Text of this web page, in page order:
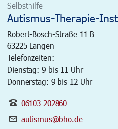
Selbsthilfe
Autismus-Therapie-
Robert-Bosch-Straße 11 B
63225 Langen
Telefonzeiten:
Dienstag: 9 bis 11 Uhr
Donnerstag: 9 bis 12 Uhr
06103 202860
autismus@bho.de